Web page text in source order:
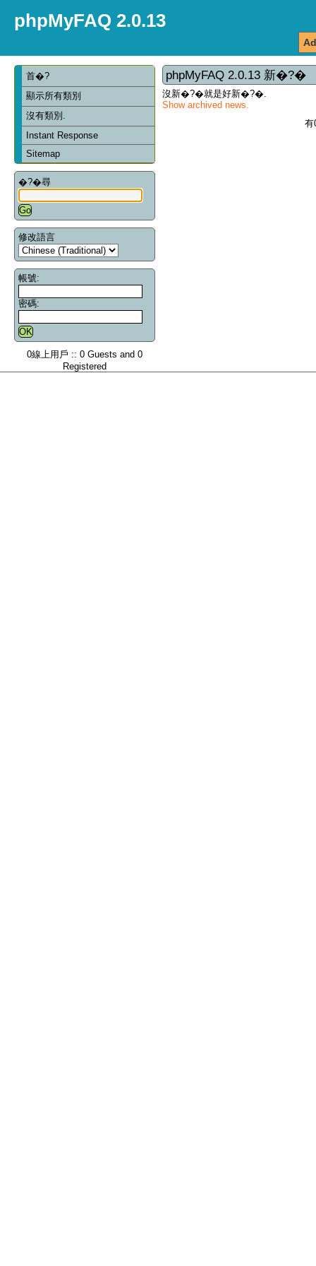
phpMyFAQ 2.0.13
首�?
顯示所有類別
沒有類別.
Instant Response
Sitemap
�?�尋
修改語言
帳號:
密碼:
0線上用戶 :: 0 Guests and 0
Registered
phpMyFAQ 2.0.13 新�?�
沒新�?�就是好新�?�.
Show archived news.
有